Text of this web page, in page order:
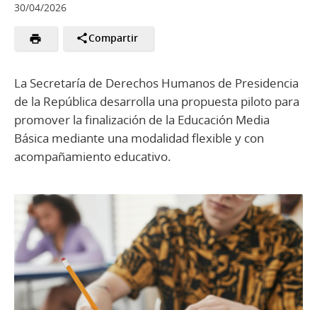
30/04/2026
Compartir
La Secretaría de Derechos Humanos de Presidencia
de la República desarrolla una propuesta piloto para
promover la finalización de la Educación Media
Básica mediante una modalidad flexible y con
acompañamiento educativo.